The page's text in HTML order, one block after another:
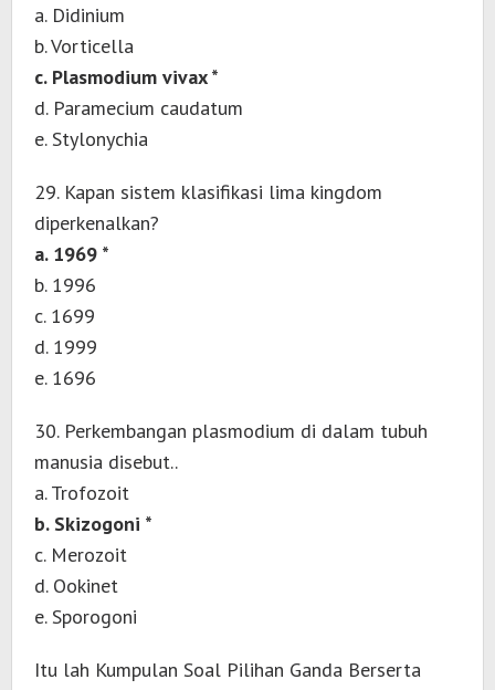
a. Didinium
b. Vorticella
c. Plasmodium vivax *
d. Paramecium caudatum
e. Stylonychia
29. Kapan sistem klasifikasi lima kingdom
diperkenalkan?
a. 1969 *
b. 1996
c. 1699
d. 1999
e. 1696
30. Perkembangan plasmodium di dalam tubuh
manusia disebut..
a. Trofozoit
b. Skizogoni *
c. Merozoit
d. Ookinet
e. Sporogoni
Itu lah Kumpulan Soal Pilihan Ganda Berserta